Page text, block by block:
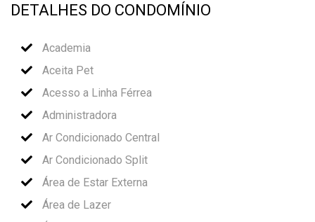
DETALHES DO CONDOMÍNIO
Academia
Aceita Pet
Acesso a Linha Férrea
Administradora
Ar Condicionado Central
Ar Condicionado Split
Área de Estar Externa
Área de Lazer